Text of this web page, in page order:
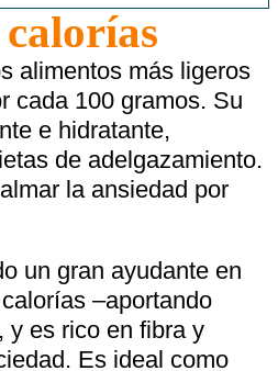
alimentos más ligeros
cada 100 gramos. Su
e hidratante,
de adelgazamiento.
la ansiedad por
un gran ayudante en
–aportando
y es rico en fibra y
Es ideal como